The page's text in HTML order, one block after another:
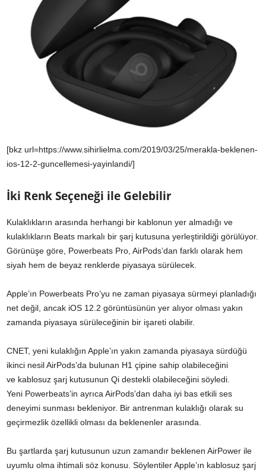
[bkz url=https://www.sihirlielma.com/2019/03/25/merakla-beklenen-
ios-12-2-guncellemesi-yayinlandi/]
İki Renk Seçeneği ile Gelebilir
Kulaklıkların arasında herhangi bir kablonun yer almadığı ve
kulaklıkların Beats markalı bir şarj kutusuna yerleştirildiği görülüyor.
Görünüşe göre, Powerbeats Pro, AirPods’dan farklı olarak hem
siyah hem de beyaz renklerde piyasaya sürülecek.
Apple’ın Powerbeats Pro’yu ne zaman piyasaya sürmeyi planladığı
net değil, ancak iOS 12.2 görüntüsünün yer alıyor olması yakın
zamanda piyasaya sürüleceğinin bir işareti olabilir.
CNET, yeni kulaklığın Apple’ın yakın zamanda piyasaya sürdüğü
ikinci nesil AirPods’da bulunan H1 çipine sahip olabileceğini
ve kablosuz şarj kutusunun Qi destekli olabileceğini söyledi.
Yeni Powerbeats’in ayrıca AirPods’dan daha iyi bas etkili ses
deneyimi sunması bekleniyor. Bir antrenman kulaklığı olarak su
geçirmezlik özellikli olması da beklenenler arasında.
Bu şartlarda şarj kutusunun uzun zamandır beklenen AirPower ile
uyumlu olma ihtimali söz konusu. Söylentiler Apple’ın kablosuz şarj